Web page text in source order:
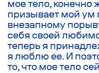
мое тело, конечно
призывает мой ум
внезапному
себя своей
теперь я
я люблю ее. И
то, что мое тело